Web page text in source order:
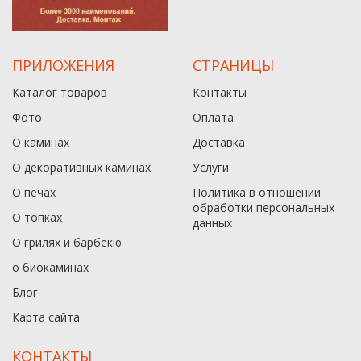
ПРИЛОЖЕНИЯ
Каталог товаров
Фото
О каминах
О декоративных каминах
О печах
О топках
О грилях и барбекю
о биокаминах
Блог
Карта сайта
СТРАНИЦЫ
Контакты
Оплата
Доставка
Услуги
Политика в отношении
обработки персональных
данныx
КОНТАКТЫ